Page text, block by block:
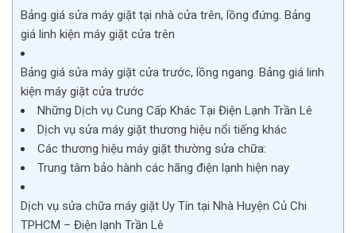
Bảng giá sửa máy giặt tại nhà cửa trên, lồng đứng. Bảng
giá linh kiện máy giặt cửa trên
Bảng giá sửa máy giặt cửa trước, lồng ngang. Bảng giá linh
kiện máy giặt cửa trước
Những Dịch vụ Cung Cấp Khác Tại Điện Lạnh Trần Lê
Dịch vụ sửa máy giặt thương hiệu nổi tiếng khác
Các thương hiệu máy giặt thường sửa chữa:
Trung tâm bảo hành các hãng điện lạnh hiện nay
Dịch vụ sửa chữa máy giặt Uy Tín tại Nhà Huyện Củ Chi
TPHCM – Điện lạnh Trần Lê